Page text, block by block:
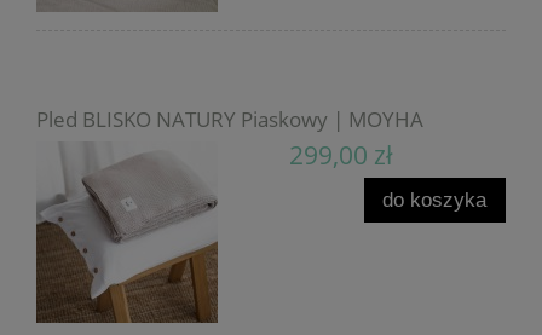
Pled BLISKO NATURY Piaskowy | MOYHA
299,00 zł
do koszyka